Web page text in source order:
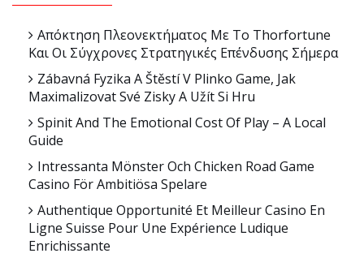
Απόκτηση Πλεονεκτήματος Με Το Thorfortune
Και Οι Σύγχρονες Στρατηγικές Επένδυσης Σήμερα
Zábavná Fyzika A Štěstí V Plinko Game, Jak
Maximalizovat Své Zisky A Užít Si Hru
Spinit And The Emotional Cost Of Play – A Local
Guide
Intressanta Mönster Och Chicken Road Game
Casino För Ambitiösa Spelare
Authentique Opportunité Et Meilleur Casino En
Ligne Suisse Pour Une Expérience Ludique
Enrichissante